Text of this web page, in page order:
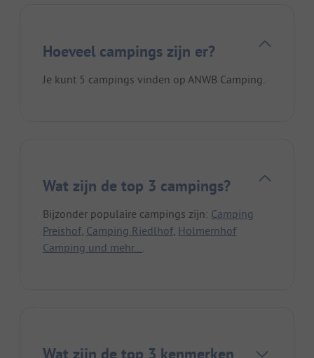
Hoeveel campings zijn er?
Je kunt 5 campings vinden op ANWB Camping.
Wat zijn de top 3 campings?
Bijzonder populaire campings zijn: Camping
Preishof Camping Riedlhof Holmernhof
Camping und mehr...
Wat zijn de top 3 kenmerken